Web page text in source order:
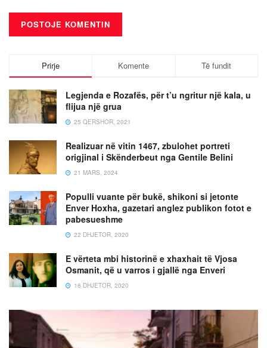
Prirje Komente Të fundit
Legjenda e Rozafës, për t’u ngritur një kala, u
flijua një grua
25 QERSHOR, 2021
Realizuar në vitin 1467, zbulohet portreti
origjinal i Skënderbeut nga Gentile Belini
21 MARS, 2024
Populli vuante për bukë, shikoni si jetonte
Enver Hoxha, gazetari anglez publikon fotot e
pabesueshme
22 DHJETOR, 2020
E vërteta mbi historinë e xhaxhait të Vjosa
Osmanit, që u varros i gjallë nga Enveri
18 DHJETOR, 2020